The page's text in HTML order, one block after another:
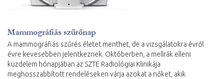
Mammográfiás szűrőnap
A mammográfiás szűrés életet menthet, de a vizsgálatokra évről
évre kevesebben jelentkeznek. Októberben, a mellrák elleni
küzdelem hónapjában az SZTE Radiológiai Klinikája
meghosszabbított rendeléseken várja azokat a nőket, akik